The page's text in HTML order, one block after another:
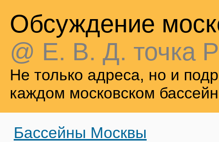
Обсуждение
@ Е. В. Д. точка
Не только адреса, но и
каждом московском
Бассейны Москвы